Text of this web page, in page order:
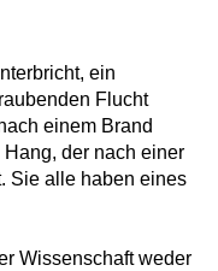
ein
Flucht
einem Brand
der nach einer
Sie alle haben eines
Wissenschaft weder